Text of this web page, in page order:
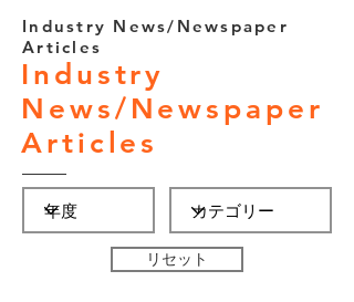
Industry News/Newspaper
Articles
Industry
News/Newspaper
Articles
リセット